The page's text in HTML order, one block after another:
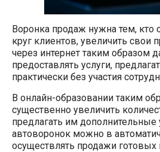
Воронка продаж нужна тем, кто
круг клиентов, увеличить свои
через интернет таким образом
предоставлять услуги,
практически без участия
В онлайн-образовании таким
существенно увеличить
предлагать им
автоворонок можно в
осуществлять продажи готовых